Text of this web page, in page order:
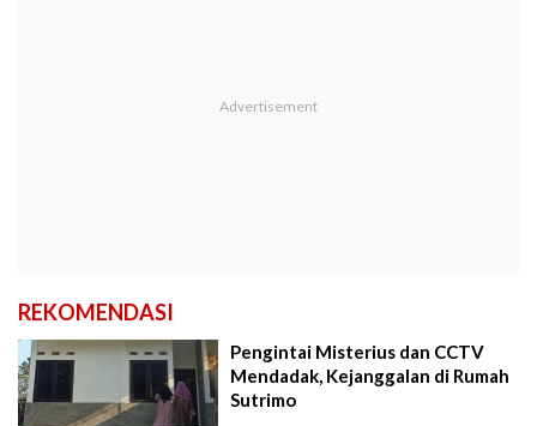
REKOMENDASI
Pengintai Misterius dan CCTV
Mendadak, Kejanggalan di Rumah
Sutrimo